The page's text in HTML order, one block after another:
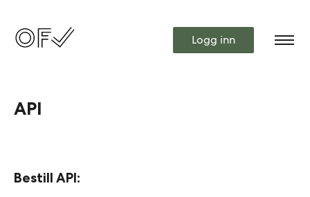
Logg inn
API
Bestill API: